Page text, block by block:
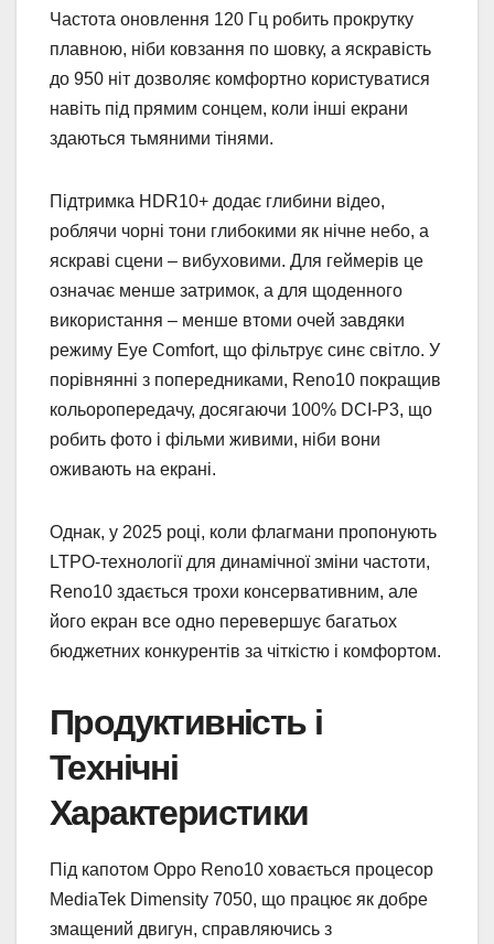
Частота оновлення 120 Гц робить прокрутку
плавною, ніби ковзання по шовку, а яскравість
до 950 ніт дозволяє комфортно користуватися
навіть під прямим сонцем, коли інші екрани
здаються тьмяними тінями.
Підтримка HDR10+ додає глибини відео,
роблячи чорні тони глибокими як нічне небо, а
яскраві сцени – вибуховими. Для геймерів це
означає менше затримок, а для щоденного
використання – менше втоми очей завдяки
режиму Eye Comfort, що фільтрує синє світло. У
порівнянні з попередниками, Reno10 покращив
кольоропередачу, досягаючи 100% DCI-P3, що
робить фото і фільми живими, ніби вони
оживають на екрані.
Однак, у 2025 році, коли флагмани пропонують
LTPO-технології для динамічної зміни частоти,
Reno10 здається трохи консервативним, але
його екран все одно перевершує багатьох
бюджетних конкурентів за чіткістю і комфортом.
Продуктивність і
Технічні
Характеристики
Під капотом Oppo Reno10 ховається процесор
MediaTek Dimensity 7050, що працює як добре
змащений двигун, справляючись з